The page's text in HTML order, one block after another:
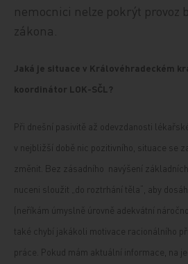
nemocnici nelze pokrýt provoz
zákona.
Jaká je situace v Královéhradeckém
koordinátor LOK-SČL?
Při dnešní pasivitě až odevzdanosti
v nejbližší době nic pozitivního, situace se
změnit. Bez zásadního navýšení
nuceni sloužit „do roztrhání těla“, aby
(neříkám úmyslně úrovně adekvátní
také chybí jakákoli motivace racionálního
práce. Pokud mám aktuální informace, na